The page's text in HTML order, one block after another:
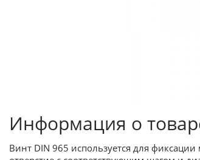
Информация о
Винт DIN 965 используется для